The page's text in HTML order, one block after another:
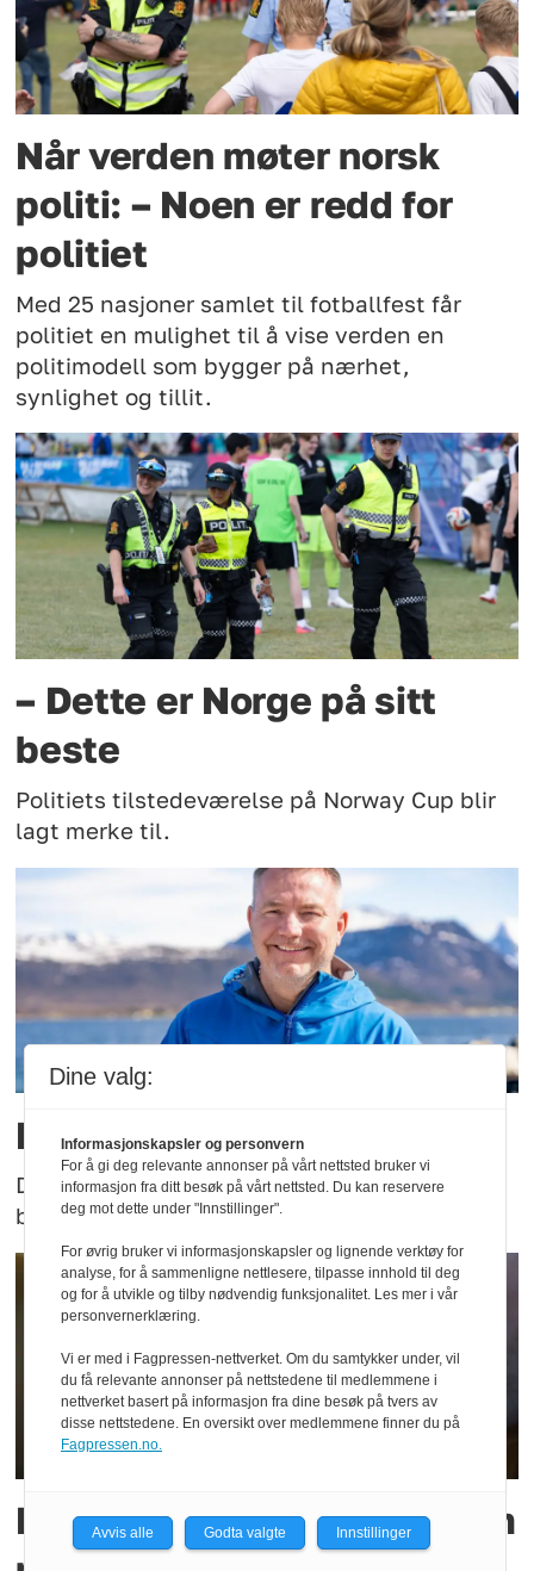
Når verden møter norsk
politi: – Noen er redd for
politiet
Med 25 nasjoner samlet til fotballfest får
politiet en mulighet til å vise verden en
politimodell som bygger på nærhet,
synlighet og tillit.
– Dette er Norge på sitt
beste
Politiets tilstedeværelse på Norway Cup blir
lagt merke til.
Han er ny FOT-leder
Den nye FOT-lederen i Møre og Romsdal har
både lang erfaring og bred kompetanse.
Elektroniske sigaretter som
Dine valg:
Informasjonskapsler og personvern
For å gi deg relevante annonser på vårt nettsted bruker vi
informasjon fra ditt besøk på vårt nettsted. Du kan reservere
deg mot dette under "Innstillinger".
For øvrig bruker vi informasjonskapsler og lignende verktøy for
analyse, for å sammenligne nettlesere, tilpasse innhold til deg
og for å utvikle og tilby nødvendig funksjonalitet. Les mer i vår
personvernerklæring.
Vi er med i Fagpressen-nettverket. Om du samtykker under, vil
du få relevante annonser på nettstedene til medlemmene i
nettverket basert på informasjon fra dine besøk på tvers av
disse nettstedene. En oversikt over medlemmene finner du på
Fagpressen.no.
Avvis alle Godta valgte Innstillinger